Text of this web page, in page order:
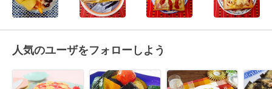
人気のユーザをフォローしよう